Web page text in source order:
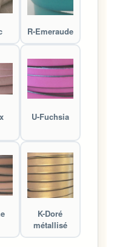
R-Emeraude
U-Fuchsia
K-Doré
métallisé